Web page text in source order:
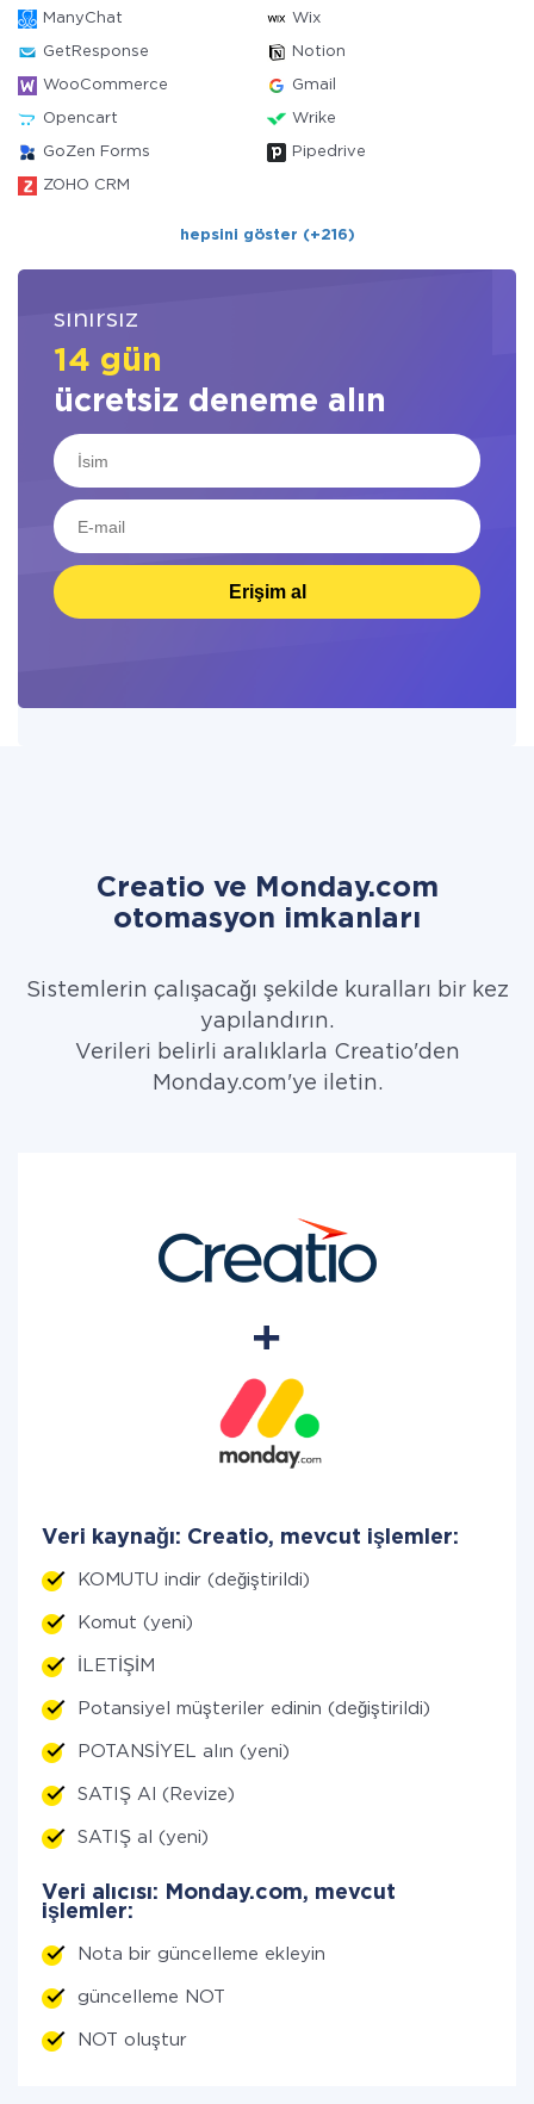
ManyChat Wix
GetResponse Notion
WooCommerce Gmail
Opencart Wrike
GoZen Forms Pipedrive
ZOHO CRM
hepsini göster (+216)
sınırsız
14 gün
ücretsiz deneme alın
Erişim al
Creatio ve Monday.com
otomasyon imkanları
Sistemlerin çalışacağı şekilde kuralları bir kez
yapılandırın.
Verileri belirli aralıklarla Creatio'den
Monday.com'ye iletin.
Veri kaynağı: Creatio, mevcut işlemler:
KOMUTU indir (değiştirildi)
Komut (yeni)
İLETİŞİM
Potansiyel müşteriler edinin (değiştirildi)
POTANSİYEL alın (yeni)
SATIŞ Al (Revize)
SATIŞ al (yeni)
Veri alıcısı: Monday.com, mevcut
işlemler:
Nota bir güncelleme ekleyin
güncelleme NOT
NOT oluştur